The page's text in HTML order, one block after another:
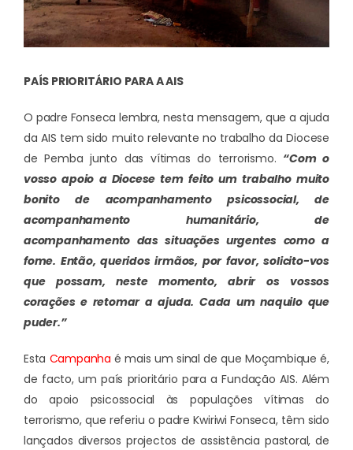
PAÍS PRIORITÁRIO PARA A AIS
O padre Fonseca lembra, nesta mensagem, que a ajuda
da AIS tem sido muito relevante no trabalho da Diocese
de Pemba junto das vítimas do terrorismo. “Com o
vosso apoio a Diocese tem feito um trabalho muito
bonito de acompanhamento psicossocial, de
acompanhamento humanitário, de
acompanhamento das situações urgentes como a
fome. Então, queridos irmãos, por favor, solicito-vos
que possam, neste momento, abrir os vossos
corações e retomar a ajuda. Cada um naquilo que
puder.”
Esta Campanhaé mais um sinal de que Moçambique é,
de facto, um país prioritário para a Fundação AIS. Além
do apoio psicossocial às populações vítimas do
terrorismo, que referiu o padre Kwiriwi Fonseca, têm sido
lançados diversos projectos de assistência pastoral, de